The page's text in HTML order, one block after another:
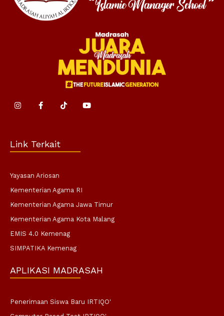
I
n
r
a
F
a
o
k
T
i
Y
o
Link Terkait
Yayasan Ariosan
Kementerian Agama RI
Kementerian Agama Jawa Timur
Kementerian Agama Kota Malang
EMIS 4.0 Kemenag
SIMPATIKA Kemenag
APLIKASI MADRASAH
Penerimaan Siswa Baru IRTIQO'